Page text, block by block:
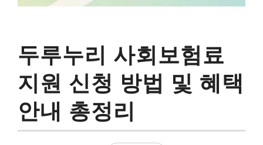
두루누리 사회보험료
지원 신청 방법 및 혜택
안내 총정리